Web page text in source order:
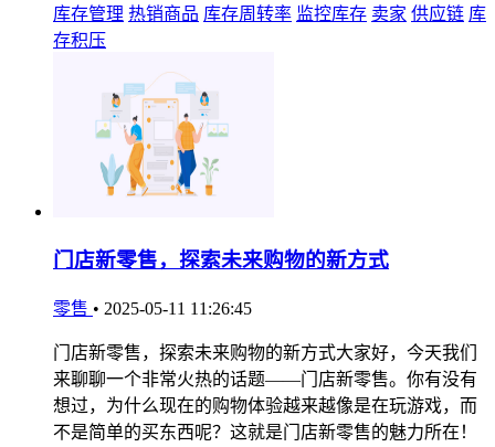
库存管理 热销商品 库存周转率 监控库存 卖家 供应链 库
存积压
门店新零售，探索未来购物的新方式
零售 • 2025-05-11 11:26:45
门店新零售，探索未来购物的新方式大家好，今天我们
来聊聊一个非常火热的话题——门店新零售。你有没有
想过，为什么现在的购物体验越来越像是在玩游戏，而
不是简单的买东西呢？这就是门店新零售的魅力所在！